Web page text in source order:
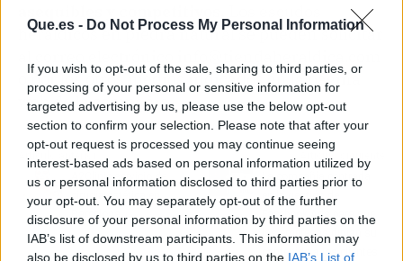
Que.es - Do Not Process My Personal Information
If you wish to opt-out of the sale, sharing to third parties, or
processing of your personal or sensitive information for
targeted advertising by us, please use the below opt-out
section to confirm your selection. Please note that after your
opt-out request is processed you may continue seeing
interest-based ads based on personal information utilized by
us or personal information disclosed to third parties prior to
your opt-out. You may separately opt-out of the further
disclosure of your personal information by third parties on the
IAB’s list of downstream participants. This information may
also be disclosed by us to third parties on the IAB’s List of
heráldicos en piedra natural se pueden solicitar
o por los otros medios indicados en la página
web de la compañía.
Artículo anterior
A2Clinic servicio de
cirugía estética en
Barcelona
Artículo siguiente
La compañía centrada
en la gestión de
Facebook Ads para que
las empresas dirijan su
contenido a los clientes